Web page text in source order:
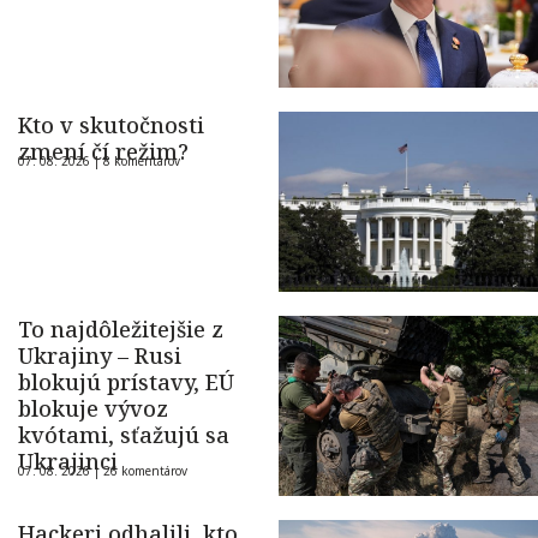
Kto v skutočnosti
zmení čí režim?
07. 08. 2026 |8 komentárov
To najdôležitejšie z
Ukrajiny – Rusi
blokujú prístavy, EÚ
blokuje vývoz
kvótami, sťažujú sa
Ukrajinci
07. 08. 2026 |26 komentárov